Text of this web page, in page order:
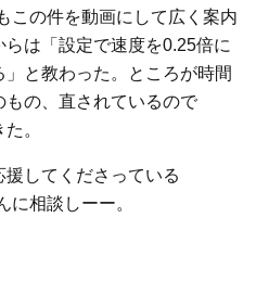
n
g
e
r
この件を動画にして広く案内
は「設定で速度を0.25倍に
と教わった。ところが時間
の、直されているので
。
してくださっている
に相談しーー。